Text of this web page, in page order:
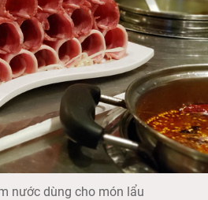
nước dùng cho món lẩu